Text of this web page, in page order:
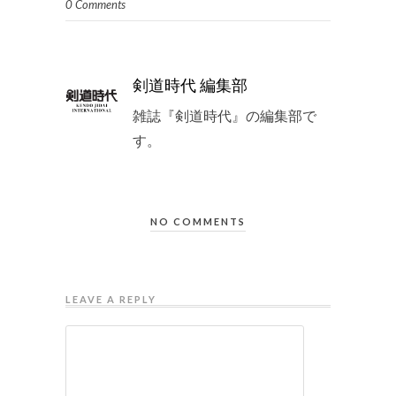
0 Comments
剣道時代 編集部
雑誌『剣道時代』の編集部で
す。
NO COMMENTS
LEAVE A REPLY